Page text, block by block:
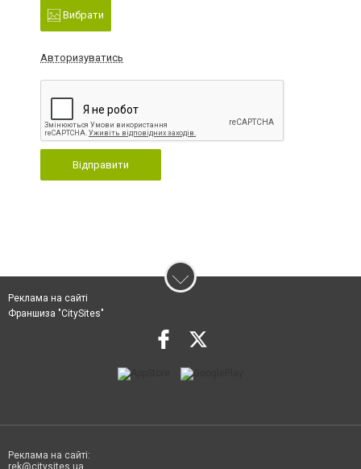
Вибрати
Авторизуватись
Відправити
Реклама на сайті
Франшиза "CitySites"
Реклама на сайті:
rek@citysites.ua